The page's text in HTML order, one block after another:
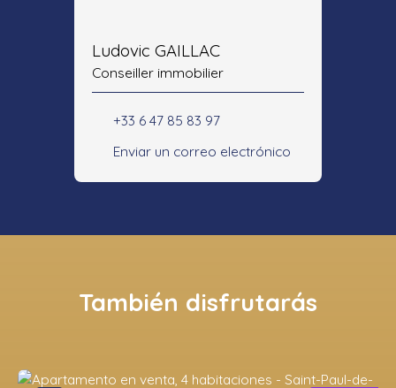
Ludovic GAILLAC
Conseiller immobilier
+33 6 47 85 83 97
Enviar un correo electrónico
También disfrutarás